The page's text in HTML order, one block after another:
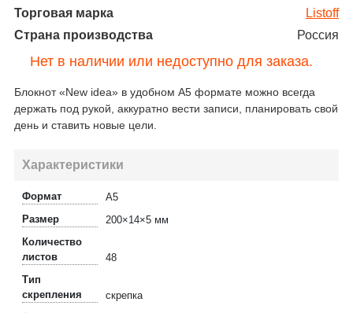
Торговая марка
Listoff
Страна производства
Россия
Нет в наличии или недоступно для заказа.
Блокнот «New idea» в удобном А5 формате можно всегда
держать под рукой, аккуратно вести записи, планировать свой
день и ставить новые цели.
Характеристики
Формат
А5
Размер
200×14×5 мм
Количество
листов
48
Тип
скрепления
скрепка